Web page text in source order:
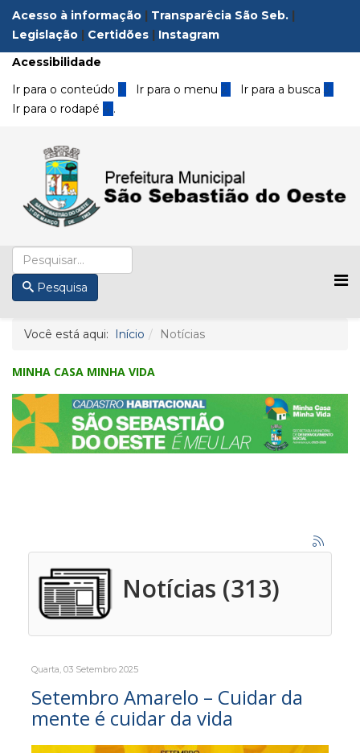
Acesso à informação | Transparêcia São Seb. |
Legislação | Certidões | Instagram
Acessibilidade
Ir para o conteúdo 1 Ir para o menu 2 Ir para a busca3
Ir para o rodapé 4 .
Pesquisa
Você está aqui: Início Notícias
MINHA CASA MINHA VIDA
Notícias (313)
Quarta, 03 Setembro 2025
Setembro Amarelo – Cuidar da
mente é cuidar da vida